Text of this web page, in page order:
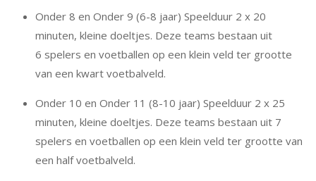
Onder 8 en Onder 9 (6-8 jaar) Speelduur 2 x 20
minuten, kleine doeltjes. Deze teams bestaan uit
6 spelers en voetballen op een klein veld ter grootte
van een kwart voetbalveld.
Onder 10 en Onder 11 (8-10 jaar) Speelduur 2 x 25
minuten, kleine doeltjes. Deze teams bestaan uit 7
spelers en voetballen op een klein veld ter grootte van
een half voetbalveld.